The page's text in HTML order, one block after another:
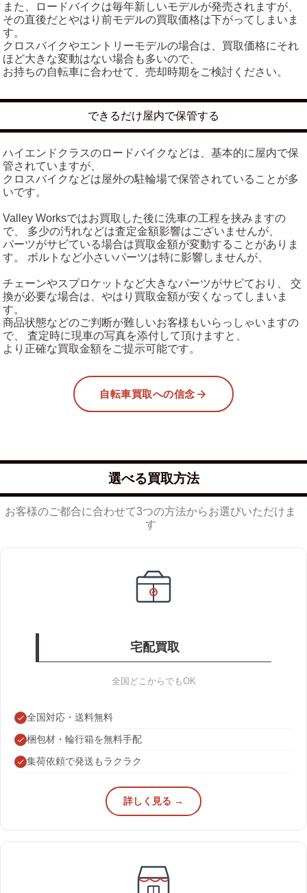
また、ロードバイクは毎年新しいモデルが発売されますが、
その直後だとやはり前モデルの買取価格は下がってしまいま
す。
クロスバイクやエントリーモデルの場合は、買取価格にそれ
ほど大きな変動はない場合も多いので、
お持ちの自転車に合わせて、売却時期をご検討ください。
できるだけ屋内で保管する
ハイエンドクラスのロードバイクなどは、基本的に屋内で保
管されていますが、
クロスバイクなどは屋外の駐輪場で保管されていることが多
いです。
Valley Worksではお買取した後に洗車の工程を挟みますの
で、 多少の汚れなどは査定金額影響はございませんが、
パーツがサビている場合は買取金額が変動することがありま
す。 ボルトなど小さいパーツは特に影響しませんが、
チェーンやスプロケットなど大きなパーツがサビており、 交
換が必要な場合は、やはり買取金額が安くなってしまいま
す。
商品状態などのご判断が難しいお客様もいらっしゃいますの
で、 査定時に現車の写真を添付して頂けますと、
より正確な買取金額をご提示可能です。
自転車買取への信念
選べる買取方法
お客様のご都合に合わせて3つの方法からお選びいただけま
す
宅配買取
全国どこからでもOK
全国対応・送料無料
梱包材・輪行箱を無料手配
集荷依頼で発送もラクラク
詳しく見る →